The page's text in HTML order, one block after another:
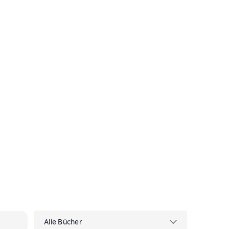
электрических сетях
Alle Bücher